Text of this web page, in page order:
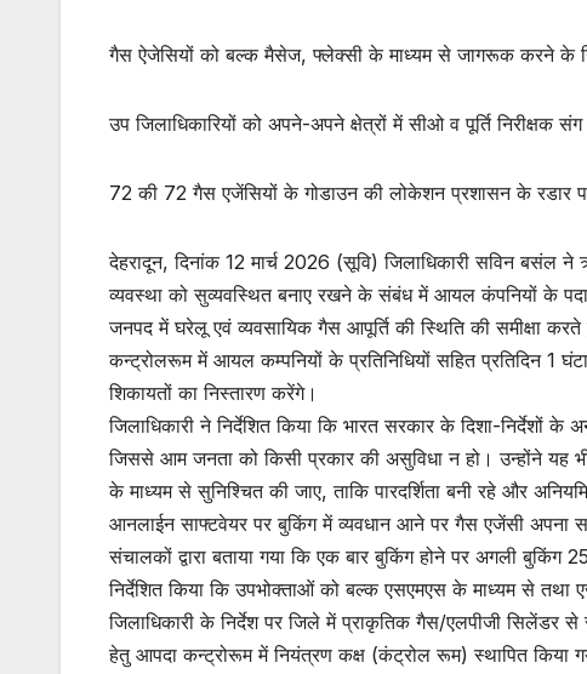
गैस ऐजेसियों को बल्क मैसेज, फ्लेक्सी के माध्यम से जागरूक करने के
उप जिलाधिकारियों को अपने-अपने क्षेत्रों में सीओ व पूर्ति निरीक्षक
72 की 72 गैस एजेंसियों के गोडाउन की लोकेशन प्रशासन के रडार
देहरादून, दिनांक 12 मार्च 2026 (सूवि) जिलाधिकारी सविन बसंल
व्यवस्था को सुव्यवस्थित बनाए रखने के संबंध में आयल कंपनियों के
जनपद में घरेलू एवं व्यवसायिक गैस आपूर्ति की स्थिति की समीक्षा करते
कन्ट्रोलरूम में आयल कम्पनियों के प्रतिनिधियों सहित प्रतिदिन 1
शिकायतों का निस्तारण करेंगे।
जिलाधिकारी ने निर्देशित किया कि भारत सरकार के दिशा-
जिससे आम जनता को किसी प्रकार की असुविधा न हो। उन्होंने यह
के माध्यम से सुनिश्चित की जाए, ताकि पारदर्शिता बनी रहे और
आनलाईन साफ्टवेयर पर बुकिंग में व्यवधान आने पर गैस एजेंसी अपना
संचालकों द्वारा बताया गया कि एक बार बुकिंग होने पर अगली बुकिंग
निर्देशित किया कि उपभोक्ताओं को बल्क एसएमएस के माध्यम से तथा
जिलाधिकारी के निर्देश पर जिले में प्राकृतिक गैस/एलपीजी सिलेंडर
हेतु आपदा कन्ट्रोरूम में नियंत्रण कक्ष (कंट्रोल रूम) स्थापित किया